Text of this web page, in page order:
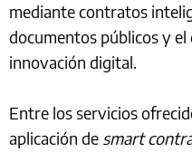
mediante contratos
documentos públicos y
innovación digital.
Entre los servicios
aplicación de smart